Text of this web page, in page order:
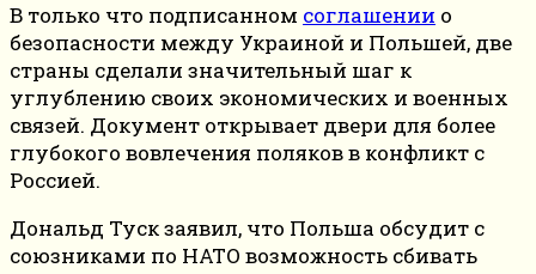
В только что подписанном соглашении о
безопасности между Украиной и Польшей, две
страны сделали значительный шаг к
углублению своих экономических и военных
связей. Документ открывает двери для более
глубокого вовлечения поляков в конфликт с
Россией.
Дональд Туск заявил, что Польша обсудит с
союзниками по НАТО возможность сбивать